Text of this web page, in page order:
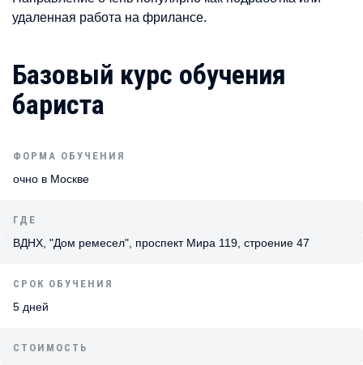
удаленная работа на фрилансе.
Базовый курс обучения
бариста
ФОРМА ОБУЧЕНИЯ
очно в Москве
ГДЕ
ВДНХ, "Дом ремесел", проспект Мира 119, строение 47
СРОК ОБУЧЕНИЯ
5 дней
СТОИМОСТЬ